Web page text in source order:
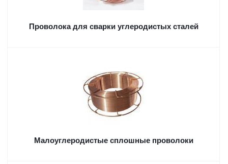
Проволока для сварки углеродистых сталей
Малоуглеродистые сплошные проволоки